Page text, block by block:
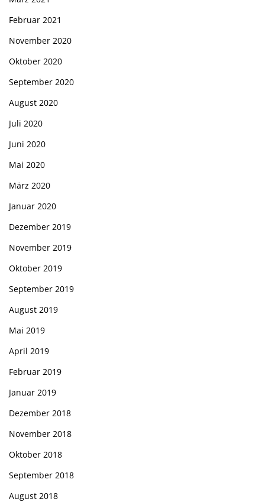
Februar 2021
November 2020
Oktober 2020
September 2020
August 2020
Juli 2020
Juni 2020
Mai 2020
März 2020
Januar 2020
Dezember 2019
November 2019
Oktober 2019
September 2019
August 2019
Mai 2019
April 2019
Februar 2019
Januar 2019
Dezember 2018
November 2018
Oktober 2018
September 2018
August 2018